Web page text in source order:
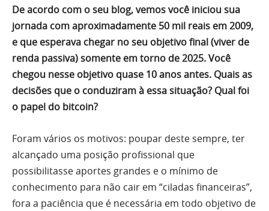
De acordo com o seu blog, vemos você iniciou sua
jornada com aproximadamente 50 mil reais em 2009,
e que esperava chegar no seu objetivo final (viver de
renda passiva) somente em torno de 2025. Você
chegou nesse objetivo quase 10 anos antes. Quais as
decisões que o conduziram à essa situação? Qual foi
o papel do bitcoin?
Foram vários os motivos: poupar deste sempre, ter
alcançado uma posição profissional que
possibilitasse aportes grandes e o mínimo de
conhecimento para não cair em “ciladas financeiras”,
fora a paciência que é necessária em todo objetivo de